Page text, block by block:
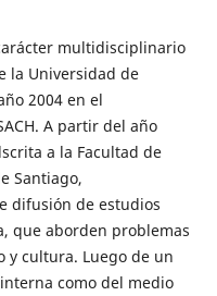
multidisciplinario
la Universidad de
2004 en el
A partir del año
a la Facultad de
Santiago,
difusión de estudios
que aborden problemas
y cultura. Luego de un
como del medio